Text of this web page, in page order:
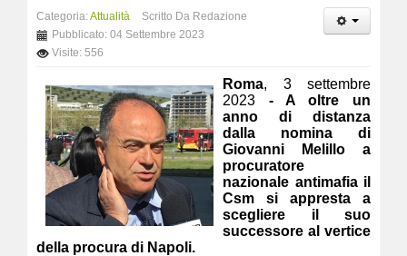
Categoria:Attualità
Scritto Da Redazione
Pubblicato: 04 Settembre 2023
Visite: 556
Roma, 3 settembre
2023 - A oltre un
anno di distanza
dalla nomina di
Giovanni Melillo a
procuratore
nazionale antimafia il
Csm si appresta a
scegliere il suo
successore al vertice
della procura di Napoli.